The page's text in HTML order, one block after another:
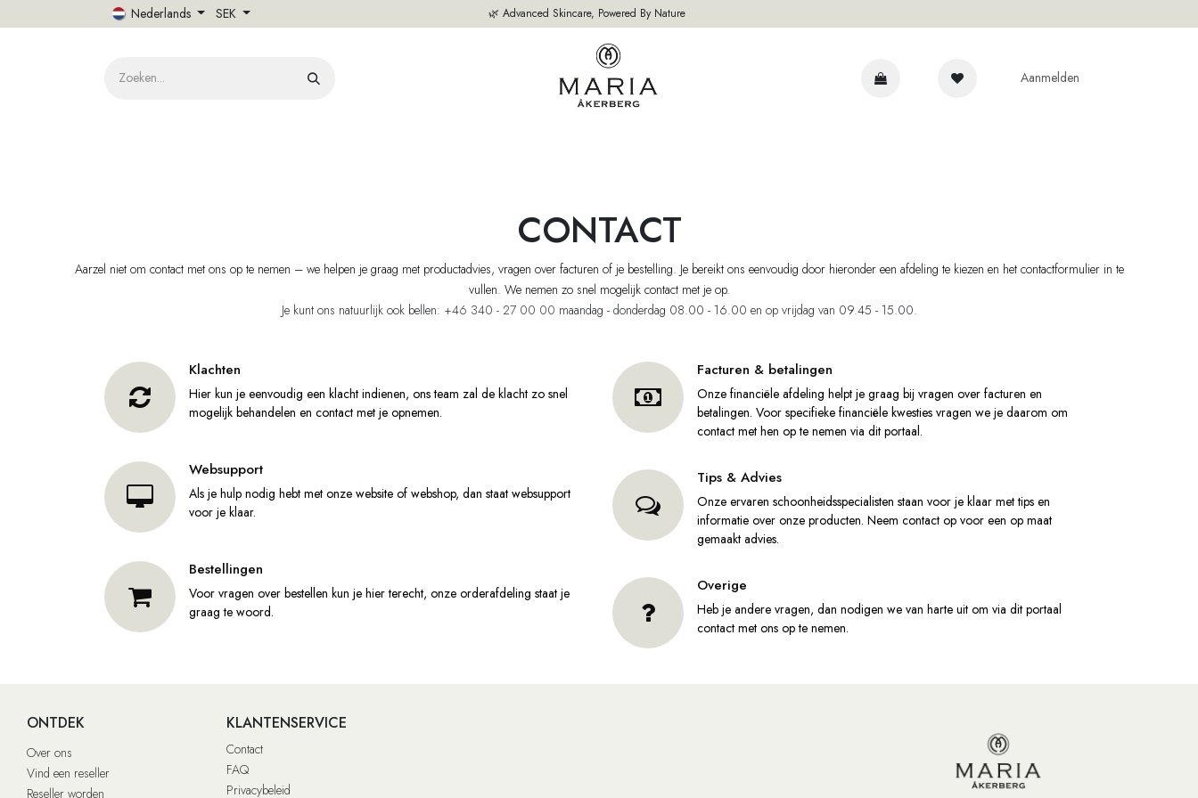
Overslaan naar inhoud Nederlands SEK 🌿 Advanced Skincare, Powered By Nature
Aanmelden
CONTACT
Aarzel niet om contact met ons op te nemen – we helpen je graag met productadvies, vragen over facturen of je bestelling. Je bereikt ons eenvoudig door hieronder een afdeling te kiezen en het contactformulier in te
vullen. We nemen zo snel mogelijk contact met je op.
Je kunt ons natuurlijk ook bellen: +46 340 - 27 00 00 maandag - donderdag 08.00 - 16.00 en op vrijdag van 09.45 - 15.00.
Klachten
Hier kun je eenvoudig een klacht indienen, ons team zal de klacht zo snel
mogelijk behandelen en contact met je opnemen.
Websupport
Als je hulp nodig hebt met onze website of webshop, dan staat websupport
voor je klaar.
Bestellingen
Voor vragen over bestellen kun je hier terecht, onze orderafdeling staat je
graag te woord.
Facturen & betalingen
Onze financiële afdeling helpt je graag bij vragen over facturen en
betalingen. Voor specifieke financiële kwesties vragen we je daarom om
contact met hen op te nemen via dit portaal.
Tips & Advies
Onze ervaren schoonheidsspecialisten staan voor je klaar met tips en
informatie over onze producten. Neem contact op voor een op maat
gemaakt advies.
Overige
Heb je andere vragen, dan nodigen we van harte uit om via dit portaal
contact met ons op te nemen.
ONTDEK
Over ons
Vind een reseller
Reseller worden
KLANTENSERVICE
Contact
FAQ
Privacybeleid